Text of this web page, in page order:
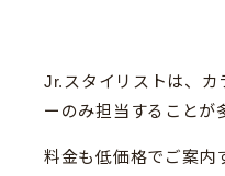
Jr.スタイリストは、カ
ーのみ担当することが
料金も低価格でご案内